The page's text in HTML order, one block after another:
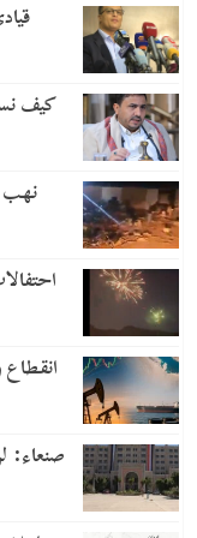
كيف
نهب
صنعاء: